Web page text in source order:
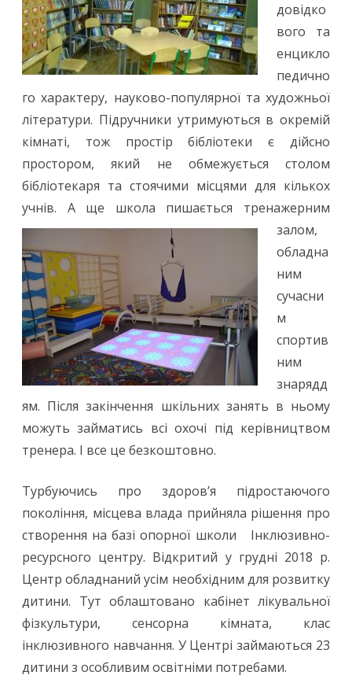
довідко
вого та
енцикло
педично
го характеру, науково-популярної та художньої
літератури. Підручники утримуються в окремій
кімнаті, тож простір бібліотеки є дійсно
простором, який не обмежується столом
бібліотекаря та стоячими місцями для кількох
учнів. А ще школа пишається тренажерним
залом,
обладна
ним
сучасни
м
спортив
ним
знарядд
ям. Після закінчення шкільних занять в ньому
можуть займатись всі охочі під керівництвом
тренера. І все це безкоштовно.
Турбуючись про здоров’я підростаючого
покоління, місцева влада прийняла рішення про
створення на базі опорної школи Інклюзивно-
ресурсного центру. Відкритий у грудні 2018 р.
Центр обладнаний усім необхідним для розвитку
дитини. Тут облаштовано кабінет лікувальної
фізкультури, сенсорна кімната, клас
інклюзивного навчання. У Центрі займаються 23
дитини з особливим освітніми потребами.